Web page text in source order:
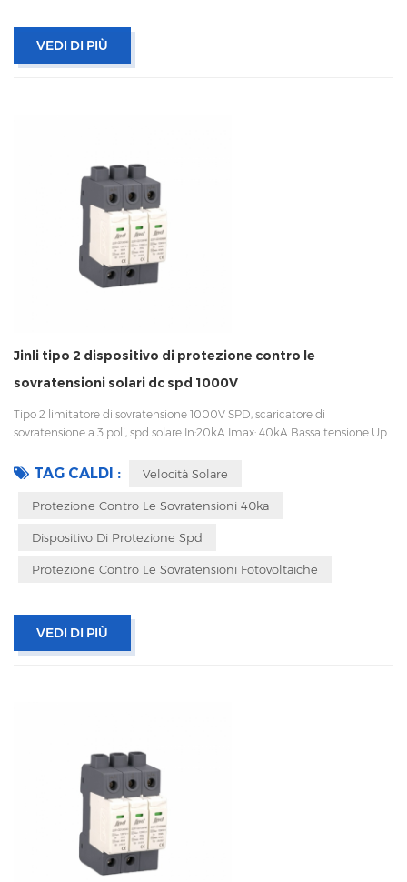
VEDI DI PIÙ
Jinli tipo 2 dispositivo di protezione contro le
sovratensioni solari dc spd 1000V
Tipo 2 limitatore di sovratensione 1000V SPD, scaricatore di
sovratensione a 3 poli, spd solare In:20kA Imax: 40kA Bassa tensione Up
61643-11 UL, TUV, CE, RoHS OEM accettabile
TAG CALDI : Velocità Solare
Protezione Contro Le Sovratensioni 40ka
Dispositivo Di Protezione Spd
Protezione Contro Le Sovratensioni Fotovoltaiche
VEDI DI PIÙ